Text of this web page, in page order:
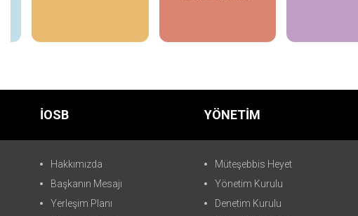
İOSB
Hakkımızda
Başkanın Mesajı
Yerleşim Planı
YÖNETİM
Müteşebbis Heyet
Yönetim Kurulu
Denetim Kurulu